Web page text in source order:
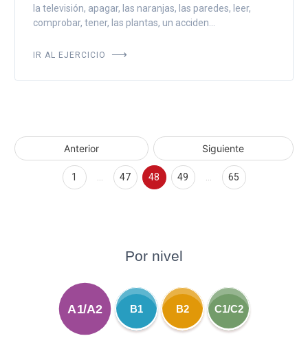
la televisión, apagar, las naranjas, las paredes, leer,
comprobar, tener, las plantas, un acciden...
IR AL EJERCICIO
Anterior Siguiente
1 47 48 49 65
Por nivel
A1/A2 B1 B2 C1/C2